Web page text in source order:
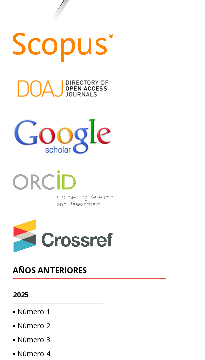
AÑOS ANTERIORES
2025
▪ Número 1
▪ Número 2
▪ Número 3
▪ Número 4